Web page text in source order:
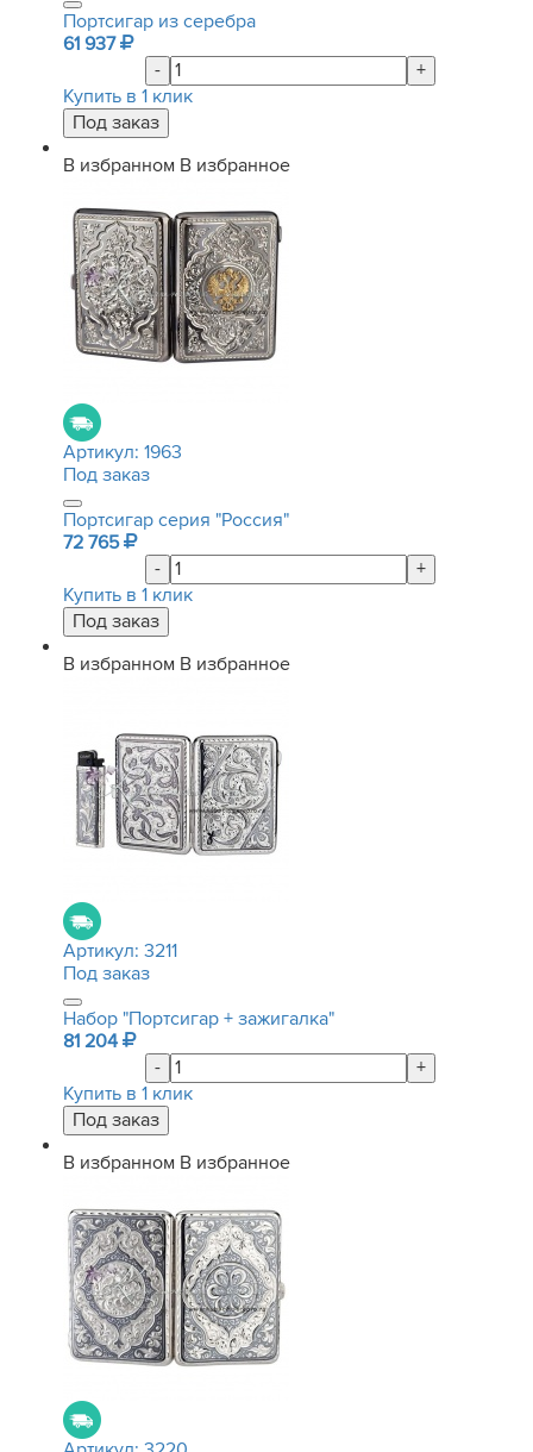
Портсигар из серебра
61 937
-
+
Купить в 1 клик
В избранном В избранное
Артикул: 1963
Под заказ
Портсигар серия "Россия"
72 765
-
+
Купить в 1 клик
В избранном В избранное
Артикул: 3211
Под заказ
Набор "Портсигар + зажигалка"
81 204
-
+
Купить в 1 клик
В избранном В избранное